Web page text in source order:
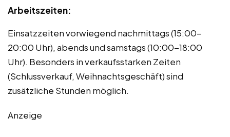
Arbeitszeiten:
Einsatzzeiten vorwiegend nachmittags (15:00-
20:00 Uhr), abends und samstags (10:00-18:00
Uhr). Besonders in verkaufsstarken Zeiten
(Schlussverkauf, Weihnachtsgeschäft) sind
zusätzliche Stunden möglich.
Anzeige